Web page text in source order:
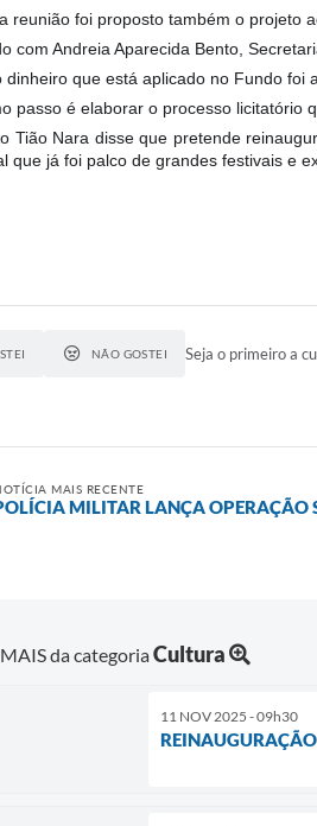
reunião foi proposto também o projeto
com Andreia Aparecida Bento,
dinheiro que está aplicado no Fundo foi
passo é elaborar o processo licitatório
Tião Nara disse que pretende
que já foi palco de grandes festivais e
NÃO GOSTEI Seja o primeiro a
MAIS RECENTE
MILITAR LANÇA OPERAÇÃO
da categoriaCultura
11 NOV 2025 - 09h30